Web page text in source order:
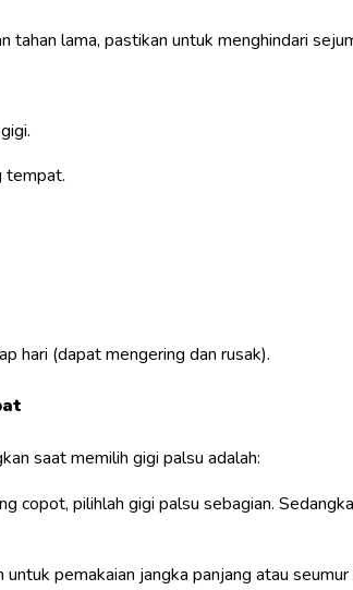
tahan lama, pastikan untuk menghindari
tempat.
hari (dapat mengering dan rusak).
saat memilih gigi palsu adalah:
copot, pilihlah gigi palsu sebagian.
pemakaian jangka panjang atau